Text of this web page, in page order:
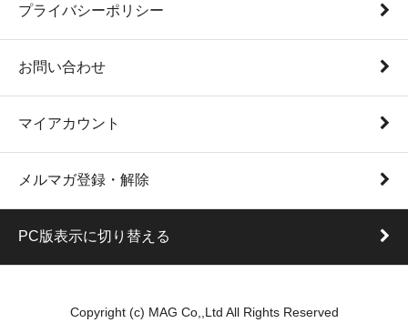
プライバシーポリシー
お問い合わせ
マイアカウント
メルマガ登録・解除
PC版表示に切り替える
Copyright (c) MAG Co,,Ltd All Rights Reserved